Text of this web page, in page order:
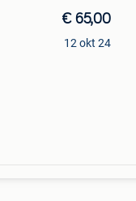
€ 65,00
12 okt 24